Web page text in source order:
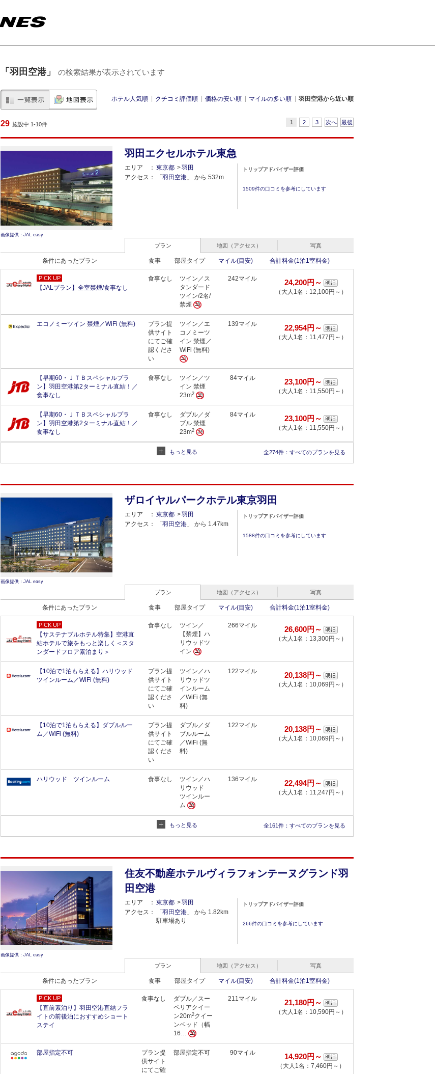
「羽田空港」 の検索結果が表示されています
ホテル人気順 クチコミ評価順 価格の安い順 マイルの多い順 羽田空港から近い順
29 施設中 1-10件 1 2 3 次へ 最後
羽田エクセルホテル東急
エリア 東京都
羽田
アクセス
「 羽田空港 」 から 532m
トリップアドバイザー評価
1509件の口コミを参考にしています
画像提供：JAL easy
プラン 地図（アクセス） 写真
条件にあったプラン 食事 部屋タイプ マイル(目安) 合計料金(1泊1室料金)
PICK UP
【JALプラン】全室禁煙/食事なし
食事なし
ツイン／ス
タンダード
ツイン/2名/
禁煙
242マイル 24,200円～
（大人1名：12,100円～）
エコノミーツイン 禁煙／WiFi (無料)
プラン提
供サイト
にてご確
認くださ
い
ツイン／エ
コノミーツ
イン 禁煙／
WiFi (無料)
139マイル 22,954円～
（大人1名：11,477円～）
【早期60・ＪＴＢスペシャルプラ
ン】羽田空港第2ターミナル直結！／
食事なし
食事なし
ツイン／ツ
イン 禁煙
23m2
84マイル 23,100円～
（大人1名：11,550円～）
【早期60・ＪＴＢスペシャルプラ
ン】羽田空港第2ターミナル直結！／
食事なし
食事なし
ダブル／ダ
ブル 禁煙
23m2
84マイル 23,100円～
（大人1名：11,550円～）
もっと見る 全274件： すべてのプランを見る
ザロイヤルパークホテル東京羽田
エリア 東京都
羽田
アクセス
「 羽田空港 」 から 1.47km
トリップアドバイザー評価
1588件の口コミを参考にしています
画像提供：JAL easy
プラン 地図（アクセス） 写真
条件にあったプラン 食事 部屋タイプ マイル(目安) 合計料金(1泊1室料金)
PICK UP
【サステナブルホテル特集】空港直
結ホテルで旅をもっと楽しく＜スタ
ンダードフロア素泊まり＞
食事なし
ツイン／
【禁煙】ハ
リウッドツ
イン
266マイル 26,600円～
（大人1名：13,300円～）
【10泊で1泊もらえる】ハリウッド
ツインルーム／WiFi (無料)
プラン提
供サイト
にてご確
認くださ
い
ツイン／ハ
リウッドツ
インルーム
／WiFi (無
料)
122マイル 20,138円～
（大人1名：10,069円～）
【10泊で1泊もらえる】ダブルルー
ム／WiFi (無料)
プラン提
供サイト
にてご確
認くださ
い
ダブル／ダ
ブルルーム
／WiFi (無
料)
122マイル 20,138円～
（大人1名：10,069円～）
ハリウッド ツインルーム 食事なし
ツイン／ハ
リウッド
ツインルー
ム
136マイル 22,494円～
（大人1名：11,247円～）
もっと見る 全161件： すべてのプランを見る
住友不動産ホテルヴィラフォンテーヌグランド羽
田空港
エリア 東京都
羽田
アクセス
「 羽田空港 」 から 1.82km
駐車場あり
トリップアドバイザー評価
266件の口コミを参考にしています
画像提供：JAL easy
プラン 地図（アクセス） 写真
条件にあったプラン 食事 部屋タイプ マイル(目安) 合計料金(1泊1室料金)
PICK UP
【直前素泊り】羽田空港直結フラ
イトの前後泊におすすめショート
ステイ
食事なし
ダブル／スー
ペリアクイー
ン20m2クイー
ンベッド（幅
16…
211マイル 21,180円～
（大人1名：10,590円～）
部屋指定不可
プラン提
供サイト
にてご確
部屋指定不可 90マイル 14,920円～
（大人1名：7,460円～）